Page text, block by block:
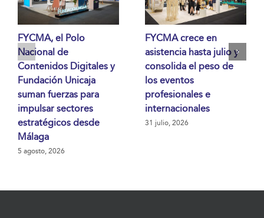
FYCMA, el Polo
Nacional de
Contenidos Digitales y
Fundación Unicaja
suman fuerzas para
impulsar sectores
estratégicos desde
Málaga
5 agosto, 2026
FYCMA crece en
asistencia hasta julio y
consolida el peso de
los eventos
profesionales e
internacionales
31 julio, 2026